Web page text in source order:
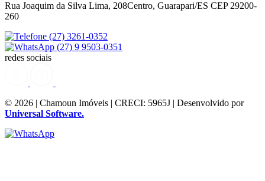
Rua Joaquim da Silva Lima, 208Centro, Guarapari/ES CEP 29200-
260
(27) 3261-0352
(27) 9 9503-0351
redes sociais
© 2026 | Chamoun Imóveis | CRECI: 5965J | Desenvolvido por
Universal Software.